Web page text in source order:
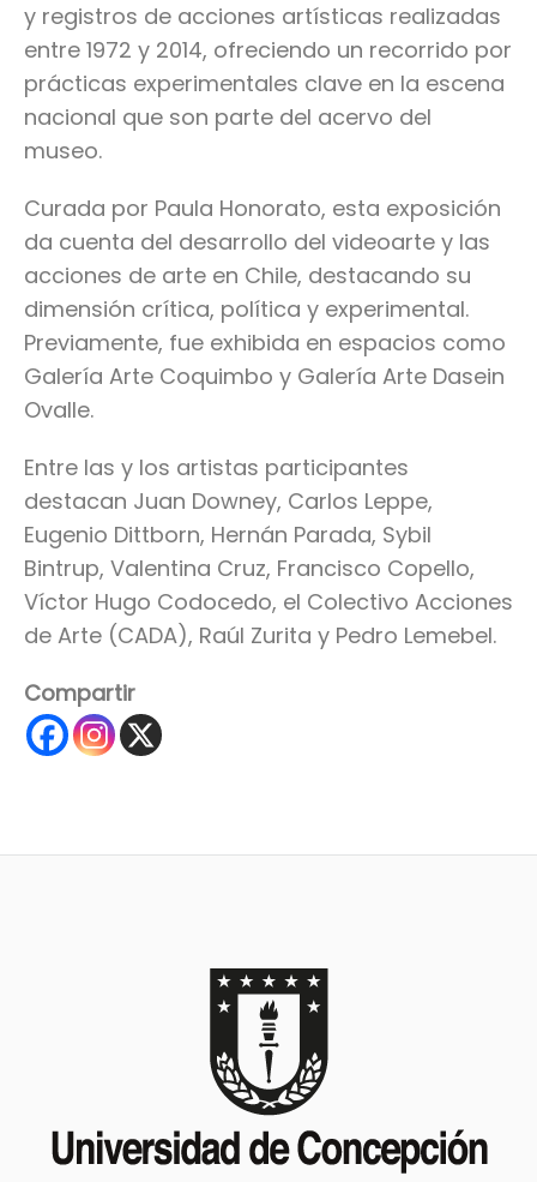
y registros de acciones artísticas realizadas
entre 1972 y 2014, ofreciendo un recorrido por
prácticas experimentales clave en la escena
nacional que son parte del acervo del
museo.
Curada por Paula Honorato, esta exposición
da cuenta del desarrollo del videoarte y las
acciones de arte en Chile, destacando su
dimensión crítica, política y experimental.
Previamente, fue exhibida en espacios como
Galería Arte Coquimbo y Galería Arte Dasein
Ovalle.
Entre las y los artistas participantes
destacan Juan Downey, Carlos Leppe,
Eugenio Dittborn, Hernán Parada, Sybil
Bintrup, Valentina Cruz, Francisco Copello,
Víctor Hugo Codocedo, el Colectivo Acciones
de Arte (CADA), Raúl Zurita y Pedro Lemebel.
Compartir